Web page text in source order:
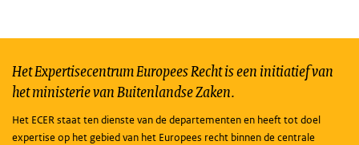
Het Expertisecentrum Europees Recht is een initiatief van
het ministerie van Buitenlandse Zaken.
Het ECER staat ten dienste van de departementen en heeft tot doel
expertise op het gebied van het Europees recht binnen de centrale